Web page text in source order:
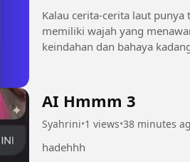
Kalau cerita-cerita laut punya
memiliki wajah yang
keindahan dan bahaya kadang bisa berjalan
AI Hmmm 3
Syahrini•1 views•38 minutes
hadehhh